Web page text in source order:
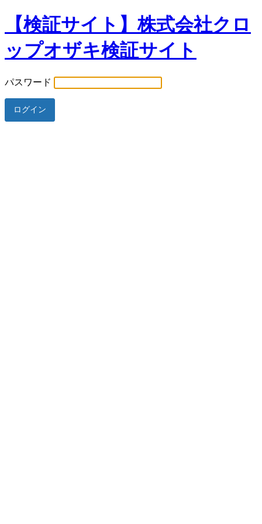
【検証サイト】株式会社クロ
ップオザキ検証サイト
パスワード